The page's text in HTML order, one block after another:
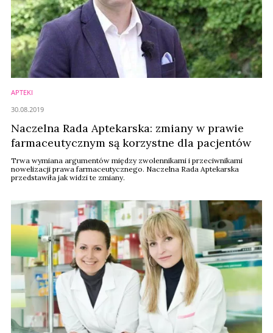
APTEKI
Naczelna Rada Aptekarska: zmiany w prawie
farmaceutycznym są korzystne dla pacjentów
Trwa wymiana argumentów między zwolennikami i przeciwnikami
nowelizacji prawa farmaceutycznego. Naczelna Rada Aptekarska
przedstawiła jak widzi te zmiany.
30.08.2019